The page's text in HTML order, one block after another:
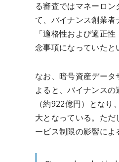
る審査ではマネーロ
て、バイナンス創業
「適格性および適正
念事項になっていたと
なお、暗号資産デー
よると、バイナンス
（約922億円）とな
大となっている。た
ービス制限の影響によ